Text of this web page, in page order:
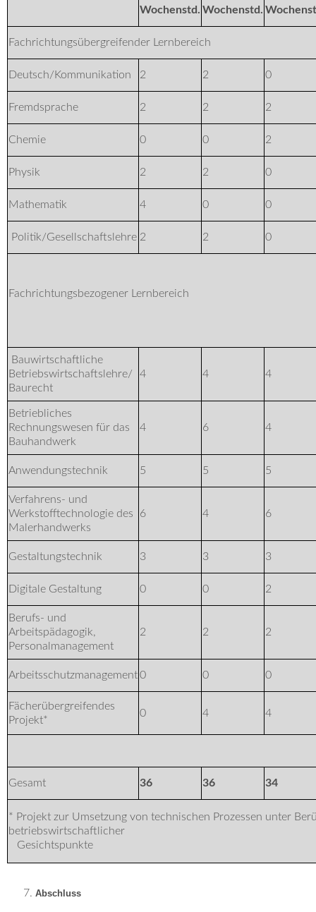
Wochenstd. Wochenstd.
Fachrichtungsübergreifender Lernbereich
Deutsch/Kommunikation 2 2 0
Fremdsprache 2 2 2
Chemie 0 0 2
Physik 2 2 0
Mathematik 4 0 0
Politik/Gesellschaftslehre 2 2 0
Fachrichtungsbezogener Lernbereich
Bauwirtschaftliche
Betriebswirtschaftslehre/
Baurecht
4 4 4
Betriebliches
Rechnungswesen für das
Bauhandwerk
4 6 4
Anwendungstechnik 5 5 5
Verfahrens- und
Werkstofftechnologie des
Malerhandwerks
6 4 6
Gestaltungstechnik 3 3 3
Digitale Gestaltung 0 0 2
Berufs- und
Arbeitspädagogik,
Personalmanagement
2 2 2
Arbeitsschutzmanagement0 0 0
Fächerübergreifendes
Projekt*
0 4 4
Gesamt 36 36 34
* Projekt zur Umsetzung von technischen Prozessen unter
betriebswirtschaftlicher
Gesichtspunkte
Abschluss